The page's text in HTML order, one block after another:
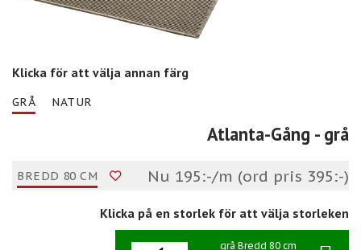
Klicka för att välja annan färg
GRÅ NATUR
Atlanta-Gång - grå
BREDD 80 CM Nu 195:-/m (ord pris 395:-)
Klicka på en storlek för att välja storleken
grå Bredd 80 cm